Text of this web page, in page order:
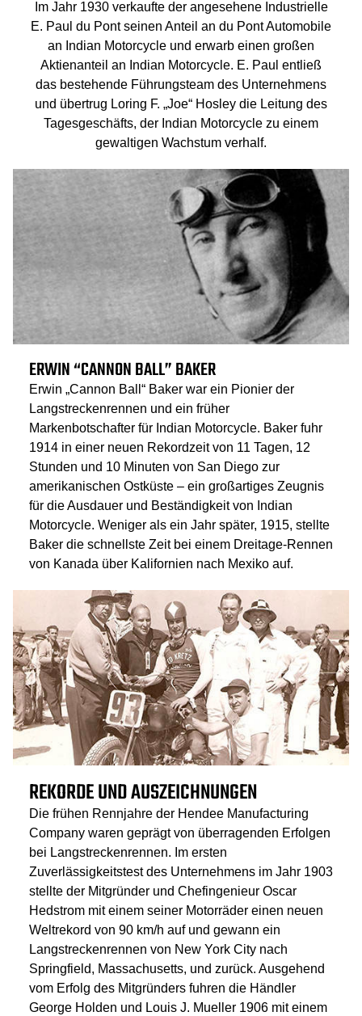
Im Jahr 1930 verkaufte der angesehene Industrielle
E. Paul du Pont seinen Anteil an du Pont Automobile
an Indian Motorcycle und erwarb einen großen
Aktienanteil an Indian Motorcycle. E. Paul entließ
das bestehende Führungsteam des Unternehmens
und übertrug Loring F. „Joe“ Hosley die Leitung des
Tagesgeschäfts, der Indian Motorcycle zu einem
gewaltigen Wachstum verhalf.
ERWIN “CANNON BALL” BAKER
Erwin „Cannon Ball“ Baker war ein Pionier der
Langstreckenrennen und ein früher
Markenbotschafter für Indian Motorcycle. Baker fuhr
1914 in einer neuen Rekordzeit von 11 Tagen, 12
Stunden und 10 Minuten von San Diego zur
amerikanischen Ostküste – ein großartiges Zeugnis
für die Ausdauer und Beständigkeit von Indian
Motorcycle. Weniger als ein Jahr später, 1915, stellte
Baker die schnellste Zeit bei einem Dreitage-Rennen
von Kanada über Kalifornien nach Mexiko auf.
REKORDE UND AUSZEICHNUNGEN
Die frühen Rennjahre der Hendee Manufacturing
Company waren geprägt von überragenden Erfolgen
bei Langstreckenrennen. Im ersten
Zuverlässigkeitstest des Unternehmens im Jahr 1903
stellte der Mitgründer und Chefingenieur Oscar
Hedstrom mit einem seiner Motorräder einen neuen
Weltrekord von 90 km/h auf und gewann ein
Langstreckenrennen von New York City nach
Springfield, Massachusetts, und zurück. Ausgehend
vom Erfolg des Mitgründers fuhren die Händler
George Holden und Louis J. Mueller 1906 mit einem